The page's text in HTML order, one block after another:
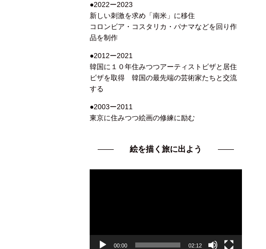
●2022ー2023
新しい刺激を求め「南米」に移住
コロンビア・コスタリカ・パナマなどを回り作
品を制作
●2012ー2021
韓国に１０年住みつつアーティストビザと居住
ビザを取得 韓国の最先端の芸術家たちと交流
する
●2003ー2011
東京に住みつつ絵画の修練に励む
絵を描く旅に出よう
00:00 02:12